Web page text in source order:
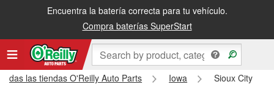
Encuentra la batería correcta para tu vehículo.
Compra baterías SuperStart
Todas las tiendas O'Reilly Auto Parts Iowa
Sioux City